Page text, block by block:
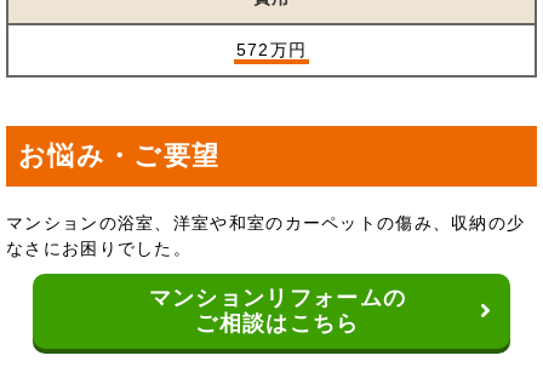
572万円
お悩み・ご要望
マンションの浴室、洋室や和室のカーペットの傷み、収納の少
なさにお困りでした。
マンションリフォームの
ご相談はこちら